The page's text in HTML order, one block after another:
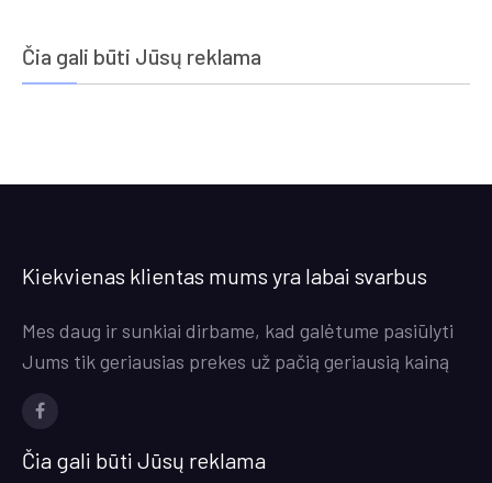
Čia gali būti Jūsų reklama
Kiekvienas klientas mums yra labai svarbus
Mes daug ir sunkiai dirbame, kad galėtume pasiūlyti
Jums tik geriausias prekes už pačią geriausią kainą
Čia gali būti Jūsų reklama